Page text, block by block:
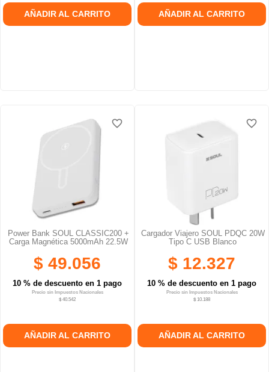
AÑADIR AL CARRITO AÑADIR AL CARRITO
Power Bank SOUL CLASSIC200 +
Carga Magnética 5000mAh 22.5W
$ 49.056
10 % de descuento en 1 pago
Precio sin Impuestos Nacionales
$ 40.542
AÑADIR AL CARRITO
favorite_border
favorite_border
favorite_border
Cargador Viajero SOUL PDQC 20W
Tipo C USB Blanco
$ 12.327
10 % de descuento en 1 pago
Precio sin Impuestos Nacionales
$ 10.188
AÑADIR AL CARRITO
favorite_border
favorite_border
favorite_border